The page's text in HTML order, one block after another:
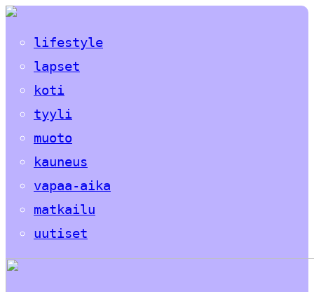
lifestyle
lapset
koti
tyyli
muoto
kauneus
vapaa-aika
matkailu
uutiset